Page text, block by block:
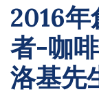
2016
者-咖
洛基先